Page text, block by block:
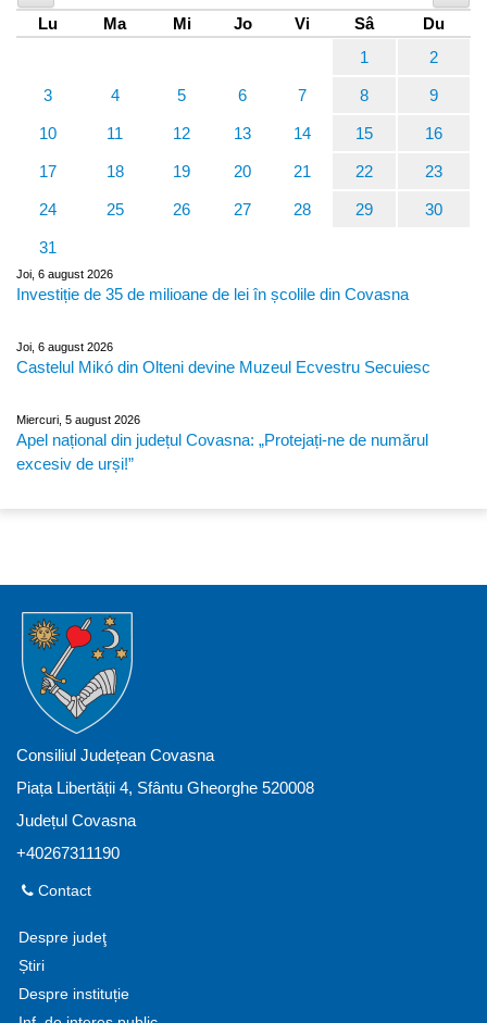
Lu
Ma Mi Jo Vi Sâ
Du
1
2
3 4 5 6 7 8 9
10 11 12 13 14 15 16
17 18 19 20 21 22 23
24 25 26 27 28 29 30
31
Joi, 6 august 2026
Investiție de 35 de milioane de lei în școlile din Covasna
Joi, 6 august 2026
Castelul Mikó din Olteni devine Muzeul Ecvestru Secuiesc
Miercuri, 5 august 2026
Apel național din județul Covasna: „Protejați-ne de numărul
excesiv de urși!”
Consiliul Județean Covasna
Piața Libertății 4, Sfântu Gheorghe 520008
Județul Covasna
+40267311190
Contact
Despre judeţ
Știri
Despre instituție